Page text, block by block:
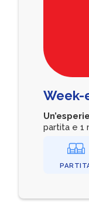
Week-
partita e 1